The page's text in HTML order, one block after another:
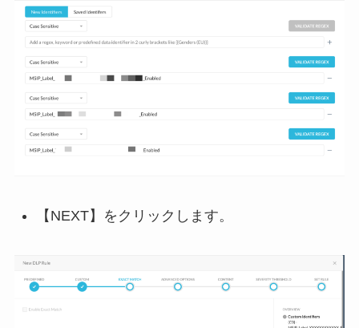
【NEXT】をクリックします。